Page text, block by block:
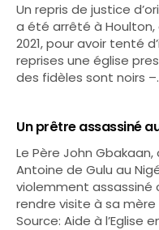
Un repris de justice
a été arrêté à Houlton,
2021, pour avoir tenté
reprises une église
des fidèles sont noirs
Un prêtre assassiné
Le Père John
Antoine de Gulu au
violemment assassiné
rendre visite à sa
Source: Aide à l’Eglise